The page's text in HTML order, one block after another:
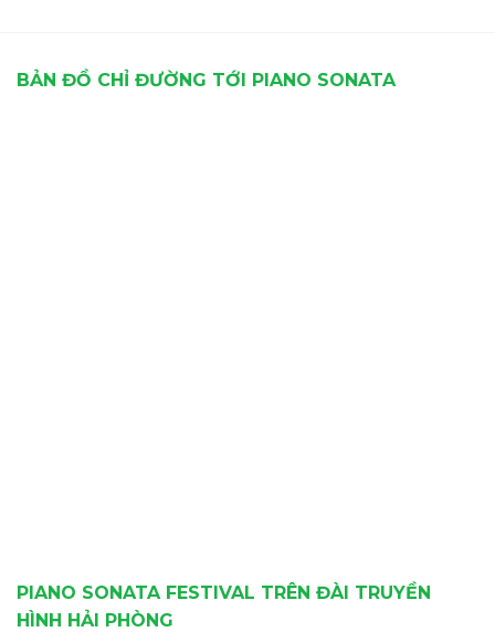
BẢN ĐỒ CHỈ ĐƯỜNG TỚI PIANO SONATA
PIANO SONATA FESTIVAL TRÊN ĐÀI TRUYỀN
HÌNH HẢI PHÒNG